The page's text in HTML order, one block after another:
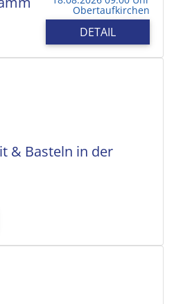
Obertaufkirchen
DETAIL
& Basteln in der